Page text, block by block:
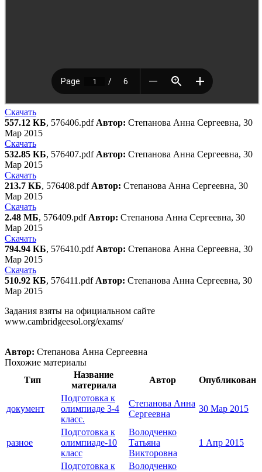
Скачать
557.12 КБ, 576406.pdf Автор: Степанова Анна Сергеевна, 30
Мар 2015
Скачать
532.85 КБ, 576407.pdf Автор: Степанова Анна Сергеевна, 30
Мар 2015
Скачать
213.7 КБ, 576408.pdf Автор: Степанова Анна Сергеевна, 30
Мар 2015
Скачать
2.48 МБ, 576409.pdf Автор: Степанова Анна Сергеевна, 30
Мар 2015
Скачать
794.94 КБ, 576410.pdf Автор: Степанова Анна Сергеевна, 30
Мар 2015
Скачать
510.92 КБ, 576411.pdf Автор: Степанова Анна Сергеевна, 30
Мар 2015
Задания взяты на официальном сайте
www.cambridgeesol.org/exams/
Автор: Степанова Анна Сергеевна
Похожие материалы
Тип
Название
материала
Автор Опубликован
документ
Подготовка к
олимпиаде 3-4
класс.
Степанова Анна
Сергеевна
30 Мар 2015
разное
Подготовка к
олимпиаде-10
класс
Володченко
Татьяна
Викторовна
1 Апр 2015
Подготовка к
Володченко